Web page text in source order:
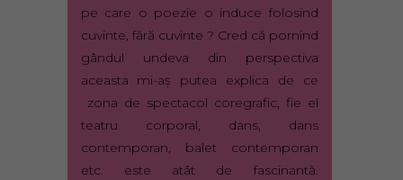
pe care o poezie o induce folosind
cuvinte, fără cuvinte ? Cred că pornind
gândul undeva din perspectiva
aceasta mi-aş putea explica de ce
zona de spectacol coregrafic, fie el
teatru corporal, dans, dans
contemporan, balet contemporan
etc. este atât de fascinantă.